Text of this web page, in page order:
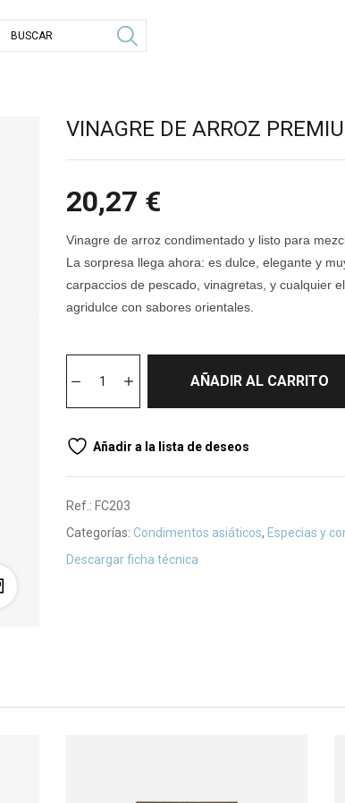
VINAGRE DE ARROZ
20,27 €
Vinagre de arroz condimentado y listo para
La sorpresa llega ahora: es dulce, elegante y
carpaccios de pescado, vinagretas, y cualquier
agridulce con sabores orientales.
AÑADIR AL CARRITO
Añadir a la lista de deseos
Ref.: FC203
Categorías: Condimentos asiáticos, Especias y
Descargar ficha técnica